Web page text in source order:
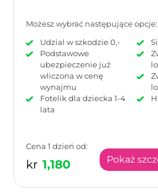
Możesz wybrać następujące opcje:
Udzial w szkodzie 0,-
Podstawowe
ubezpieczenie już
wliczona w cenę
wynajmu
Fotelik dla dziecka 1-4
lata
Cena 1 dzień od:
kr 1,180 Pokaż